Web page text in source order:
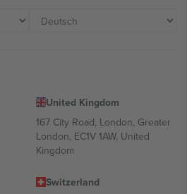
United Kingdom
167 City Road, London, Greater
London, EC1V 1AW, United
Kingdom
Switzerland